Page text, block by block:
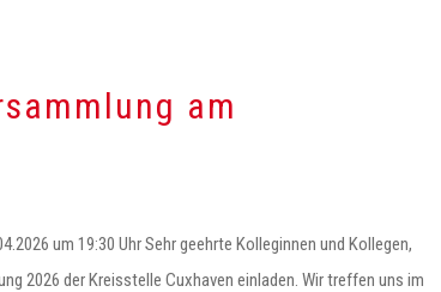
am
um 19:30 Uhr Sehr geehrte Kolleginnen und Kollegen,
2026 der Kreisstelle Cuxhaven einladen. Wir treffen uns im